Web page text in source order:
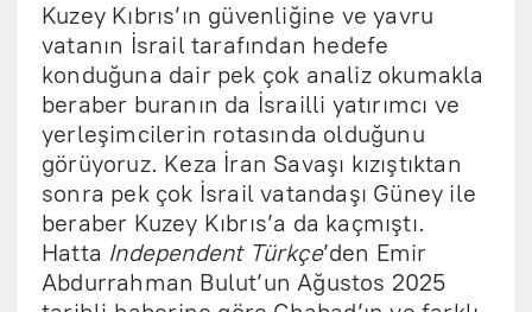
Kuzey Kıbrıs’ın güvenliğine ve yavru
vatanın İsrail tarafından hedefe
konduğuna dair pek çok analiz okumakla
beraber buranın da İsrailli yatırımcı ve
yerleşimcilerin rotasında olduğunu
görüyoruz. Keza İran Savaşı kızıştıktan
sonra pek çok İsrail vatandaşı Güney ile
beraber Kuzey Kıbrıs’a da kaçmıştı.
Hatta Independent Türkçe’den Emir
Abdurrahman Bulut’un Ağustos 2025